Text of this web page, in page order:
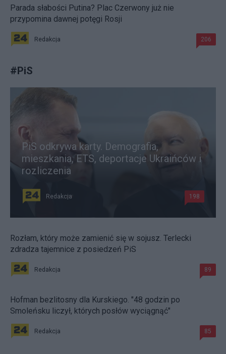
Parada słabości Putina? Plac Czerwony już nie
przypomina dawnej potęgi Rosji
Redakcja 206
#PiS
PiS odkrywa karty. Demografia,
mieszkania, ETS, deportacje Ukraińców i
rozliczenia
Redakcja 198
Rozłam, który może zamienić się w sojusz. Terlecki
zdradza tajemnice z posiedzeń PiS
Redakcja 89
Hofman bezlitosny dla Kurskiego. "48 godzin po
Smoleńsku liczył, których posłów wyciągnąć"
Redakcja 85